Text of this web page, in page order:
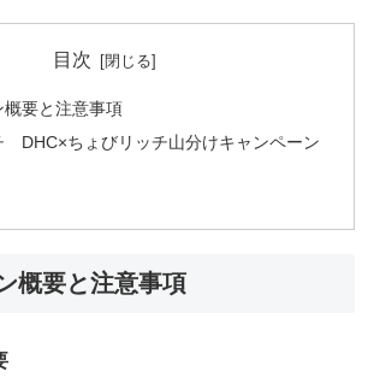
目次
概要と注意事項
DHC×ちょびリッチ山分けキャンペーン
概要と注意事項